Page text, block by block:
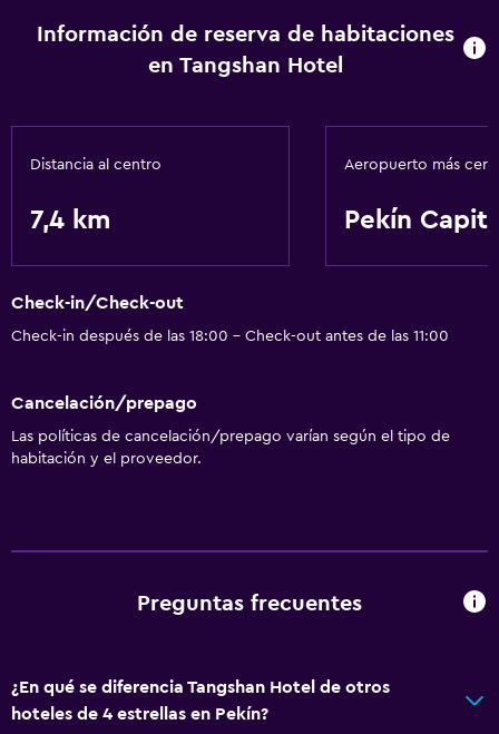
Centro de negocios
Instalaciones para reuniones
Wifi gratis
Salud y seguridad
Spa
Información de reserva de habitaciones
en Tangshan Hotel
Distancia al centro
7,4 km
Aeropuerto más
Pekín
Check-in/Check-out
Check-in después de las 18:00 - Check-out antes de las 11:00
Cancelación/prepago
Las políticas de cancelación/prepago varían según el tipo de
habitación y el proveedor.
Preguntas frecuentes
¿En qué se diferencia Tangshan Hotel de otros
hoteles de 4 estrellas en Pekín?